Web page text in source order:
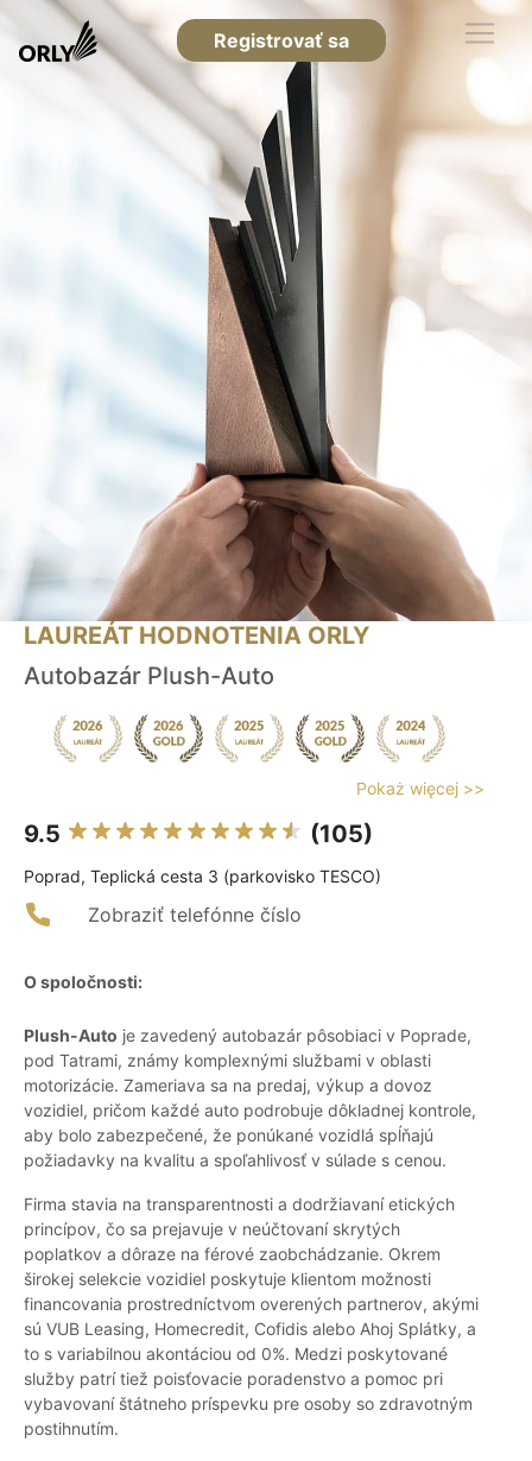
Registrovať sa
LAUREÁT HODNOTENIA ORLY
Autobazár Plush-Auto
Pokaż więcej >>
9.5 (105)
Poprad, Teplická cesta 3 (parkovisko TESCO)
Zobraziť telefónne číslo
O spoločnosti:
Plush-Auto je zavedený autobazár pôsobiaci v Poprade,
pod Tatrami, známy komplexnými službami v oblasti
motorizácie. Zameriava sa na predaj, výkup a dovoz
vozidiel, pričom každé auto podrobuje dôkladnej kontrole,
aby bolo zabezpečené, že ponúkané vozidlá spĺňajú
požiadavky na kvalitu a spoľahlivosť v súlade s cenou.
Firma stavia na transparentnosti a dodržiavaní etických
princípov, čo sa prejavuje v neúčtovaní skrytých
poplatkov a dôraze na férové zaobchádzanie. Okrem
širokej selekcie vozidiel poskytuje klientom možnosti
financovania prostredníctvom overených partnerov, akými
sú VUB Leasing, Homecredit, Cofidis alebo Ahoj Splátky, a
to s variabilnou akontáciou od 0%. Medzi poskytované
služby patrí tiež poisťovacie poradenstvo a pomoc pri
vybavovaní štátneho príspevku pre osoby so zdravotným
postihnutím.